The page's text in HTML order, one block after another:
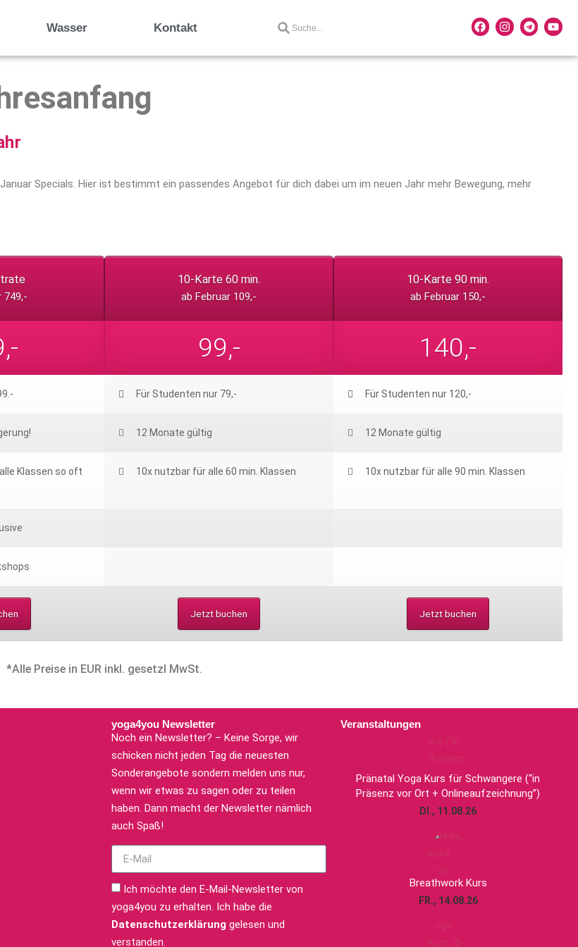
Wasser Kontakt
Specials. Hier ist bestimmt ein passendes Angebot für dich dabei um im neuen Jahr mehr Bewegung, mehr
749,-
Klassen so oft
10-Karte 60 min.
ab Februar 109,-
99,-
Für Studenten nur 79,-
12 Monate gültig
10x nutzbar für alle 60 min. Klassen
Jetzt buchen
10-Karte 90 min.
ab Februar 150,-
140,-
Für Studenten nur 120,-
12 Monate gültig
10x nutzbar für alle 90 min. Klassen
Jetzt buchen
*Alle Preise in EUR inkl. gesetzl MwSt.
yoga4you Newsletter
Noch ein Newsletter? – Keine Sorge, wir
schicken nicht jeden Tag die neuesten
Sonderangebote sondern melden uns nur,
wenn wir etwas zu sagen oder zu teilen
haben. Dann macht der Newsletter nämlich
auch Spaß!
Ich möchte den E-Mail-Newsletter von
yoga4you zu erhalten. Ich habe die
Datenschutzerklärung gelesen und
verstanden.
Veranstaltungen
Pränatal Yoga Kurs für Schwangere (“in
Präsenz vor Ort + Onlineaufzeichnung”)
DI., 11.08.26
Breathwork Kurs
FR., 14.08.26